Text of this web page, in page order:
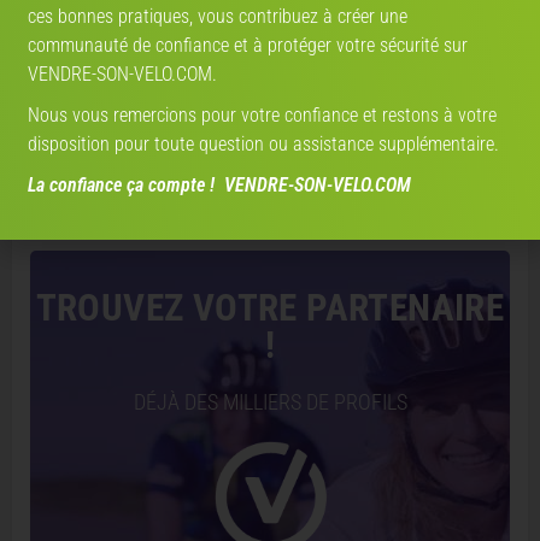
Lancer l'estimation V-IA
Estimation parvendre-son-velo.com — données marché actualisées · 2 742 estimations réalisées
TROUVEZ VOTRE PARTENAIRE
!
DÉJÀ DES MILLIERS DE PROFILS
ces bonnes pratiques, vous contribuez à créer une
communauté de confiance et à protéger votre sécurité sur
VENDRE-SON-VELO.COM.
Nous vous remercions pour votre confiance et restons à votre
disposition pour toute question ou assistance supplémentaire.
La confiance ça compte ! VENDRE-SON-VELO.COM